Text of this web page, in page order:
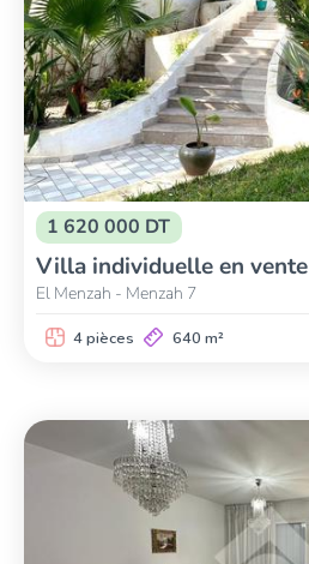
1 620 000 DT
Villa individuelle en vente
El Menzah - Menzah 7
4 pièces 640 m²